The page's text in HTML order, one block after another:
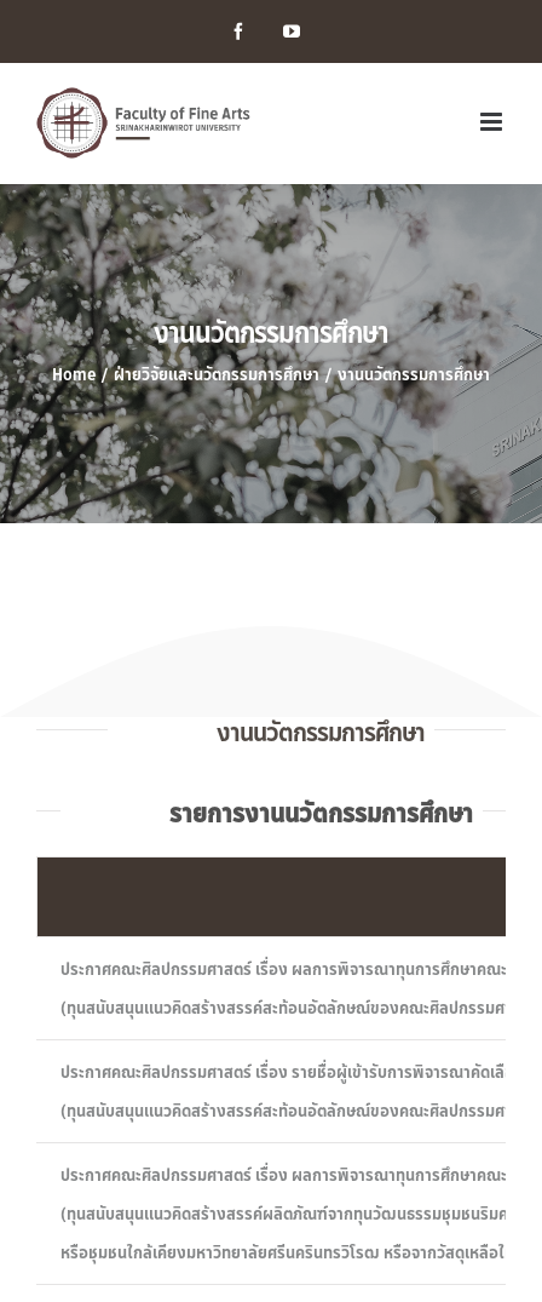
FacebookYouTube
งานนวัตกรรมการศึกษา
Home / ฝ่ายวิจัยและนวัตกรรมการศึกษา / งานนวัตกรรมการศึกษา
งานนวัตกรรมการศึกษา
รายการงานนวัตกรรมการศึกษา
ประกาศคณะศิลปกรรมศาสตร์ เรื่อง ผลการพิจารณาทุนการศึกษาคณะศิลป
(ทุนสนับสนุนแนวคิดสร้างสรรค์สะท้อนอัตลักษณ์ของคณะศิลปกรรมศาสตร์
ประกาศคณะศิลปกรรมศาสตร์ เรื่อง รายชื่อผู้เข้ารับการพิจารณาคัดเลือก
(ทุนสนับสนุนแนวคิดสร้างสรรค์สะท้อนอัตลักษณ์ของคณะศิลปกรรมศาสตร์
ประกาศคณะศิลปกรรมศาสตร์ เรื่อง ผลการพิจารณาทุนการศึกษาคณะศิลป
(ทุนสนับสนุนแนวคิดสร้างสรรค์ผลิตภัณฑ์จากทุนวัฒนธรรมชุมชนริมคลอ
หรือชุมชนใกล้เคียงมหาวิทยาลัยศรีนครินทรวิโรฒ หรือจากวัสดุเหลือใช้ปร